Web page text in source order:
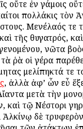
οὔτε ἐν γάμοις
πολλάκις τὸν
Μενέλαός τε
τῆς θυγατρός,
νῶτα
τὰ ῥὰ οἱ γέρα
μελίπηκτά τε
, ἀλλὰ ἀφ’ ὧν εὖ
μετὰ τὴν
καὶ τῷ Νέστορι
Ἀλκίνῳ δὲ